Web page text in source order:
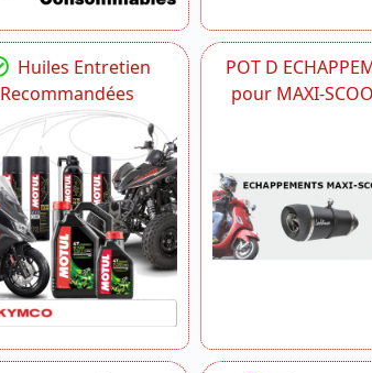
Huiles Entretien
Recommandées
POT D
pour MAXI-